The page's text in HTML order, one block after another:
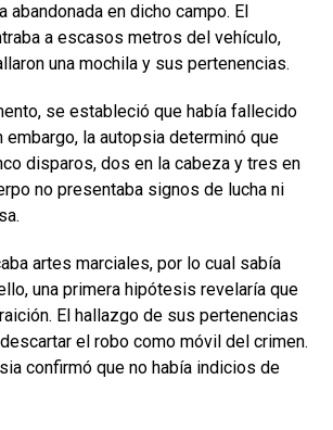
abandonada en dicho campo. El
a escasos metros del vehículo,
una mochila y sus pertenencias.
se estableció que había fallecido
embargo, la autopsia determinó que
disparos, dos en la cabeza y tres en
no presentaba signos de lucha ni
artes marciales, por lo cual sabía
una primera hipótesis revelaría que
El hallazgo de sus pertenencias
el robo como móvil del crimen.
confirmó que no había indicios de